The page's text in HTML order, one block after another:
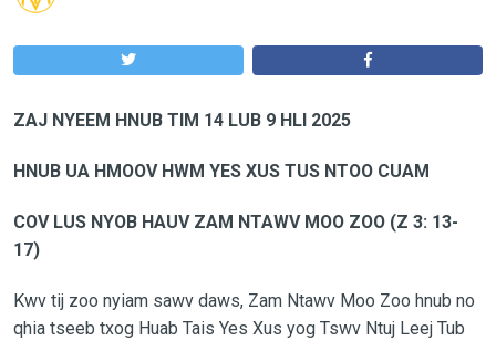
ZAJ NYEEM HNUB TIM 14 LUB 9 HLI 2025
HNUB UA HMOOV HWM YES XUS TUS NTOO CUAM
COV LUS NYOB HAUV ZAM NTAWV MOO ZOO (Z 3: 13-
17)
Kwv tij zoo nyiam sawv daws, Zam Ntawv Moo Zoo hnub no
qhia tseeb txog Huab Tais Yes Xus yog Tswv Ntuj Leej Tub